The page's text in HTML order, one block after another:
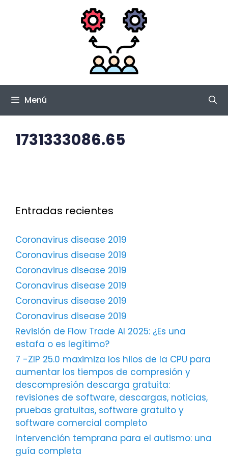
Menú
1731333086.65
Entradas recientes
Coronavirus disease 2019
Coronavirus disease 2019
Coronavirus disease 2019
Coronavirus disease 2019
Coronavirus disease 2019
Coronavirus disease 2019
Revisión de Flow Trade AI 2025: ¿Es una
estafa o es legítimo?
7 -ZIP 25.0 maximiza los hilos de la CPU para
aumentar los tiempos de compresión y
descompresión descarga gratuita:
revisiones de software, descargas, noticias,
pruebas gratuitas, software gratuito y
software comercial completo
Intervención temprana para el autismo: una
guía completa